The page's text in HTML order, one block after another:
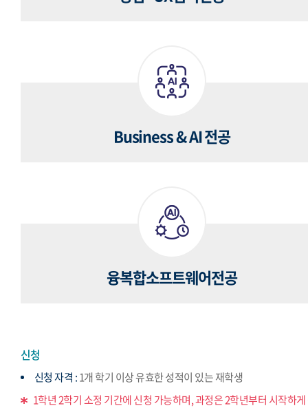
Business & AI 전공
융복합소프트웨어전공
신청
신청 자격 :1개 학기 이상 유효한 성적이 있는 재학생
1학년 2학기 소정 기간에 신청 가능하며, 과정은 2학년부터 시작하